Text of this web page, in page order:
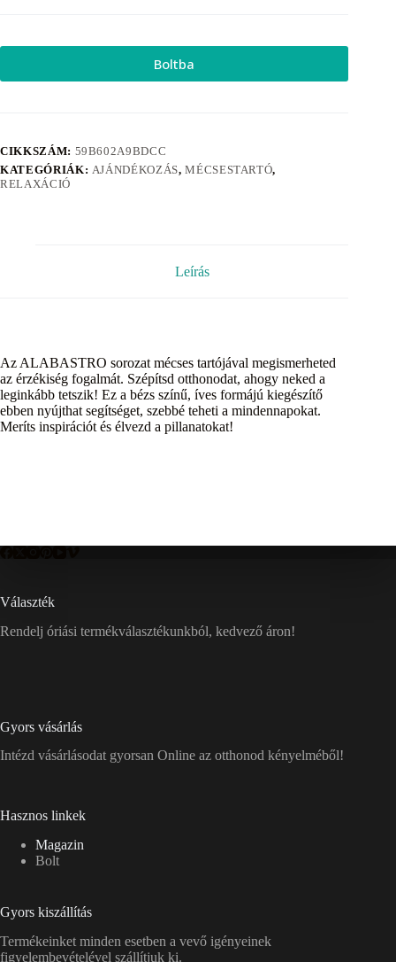
Boltba
CIKKSZÁM: 59B602A9BDCC
KATEGÓRIÁK: AJÁNDÉKOZÁS,MÉCSESTARTÓ,
RELAXÁCIÓ
Leírás
Az ALABASTRO sorozat mécses tartójával megismerheted
az érzékiség fogalmát. Szépítsd otthonodat, ahogy neked a
leginkább tetszik! Ez a bézs színű, íves formájú kiegészítő
ebben nyújthat segítséget, szebbé teheti a mindennapokat.
Meríts inspirációt és élvezd a pillanatokat!
Választék
Rendelj óriási termékválasztékunkból, kedvező áron!
Gyors vásárlás
Intézd vásárlásodat gyorsan Online az otthonod kényelméből!
Hasznos linkek
Magazin
Bolt
Gyors kiszállítás
Termékeinket minden esetben a vevő igényeinek
figyelembevételével szállítjuk ki.